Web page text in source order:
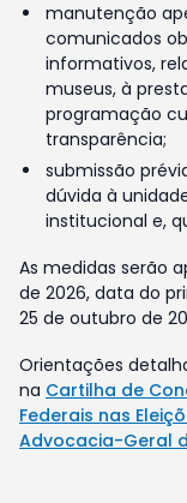
manutenção
comunicados
informativos,
museus, à
programação
transparência;
submissão
dúvida à
institucional e,
As medidas serão
de 2026, data do
25 de outubro de
Orientações
na Cartilha de
Federais nas
Advocacia-Geral